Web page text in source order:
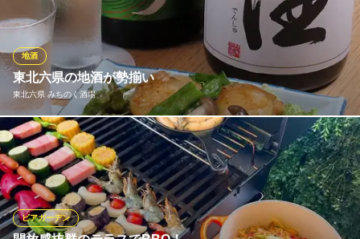
鮮魚個室居酒屋 神保町 魚酒場ピン
神保町・鮮魚・居酒屋
地下鉄神保町駅A3番出口 徒歩1分
東京都千代田区神田神保町2-20 ワカヤギビル1F
東北六県の地酒が勢揃い
東北六県 みちのく酒場
地酒
東北六県の地酒が常時入荷中！青森「田酒」、岩手「南部美
人」、宮城「日高見」など、各県のプレミアム銘柄から隠れた銘
酒まで幅広く網羅。すべての地酒を100mlグラスで提供するスタ
イルで、お料理に合わせて様々な銘柄を飲み比べできるのが日本
酒好きにはたまりません！
ビアガーデン